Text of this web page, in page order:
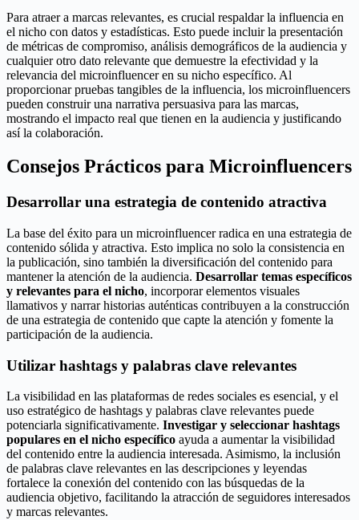
Para atraer a marcas relevantes, es crucial respaldar la influencia en
el nicho con datos y estadísticas. Esto puede incluir la presentación
de métricas de compromiso, análisis demográficos de la audiencia y
cualquier otro dato relevante que demuestre la efectividad y la
relevancia del microinfluencer en su nicho específico. Al
proporcionar pruebas tangibles de la influencia, los microinfluencers
pueden construir una narrativa persuasiva para las marcas,
mostrando el impacto real que tienen en la audiencia y justificando
así la colaboración.
Consejos Prácticos para Microinfluencers
Desarrollar una estrategia de contenido atractiva
La base del éxito para un microinfluencer radica en una estrategia de
contenido sólida y atractiva. Esto implica no solo la consistencia en
la publicación, sino también la diversificación del contenido para
mantener la atención de la audiencia. Desarrollar temas específicos
y relevantes para el nicho, incorporar elementos visuales
llamativos y narrar historias auténticas contribuyen a la construcción
de una estrategia de contenido que capte la atención y fomente la
participación de la audiencia.
Utilizar hashtags y palabras clave relevantes
La visibilidad en las plataformas de redes sociales es esencial, y el
uso estratégico de hashtags y palabras clave relevantes puede
potenciarla significativamente. Investigar y seleccionar hashtags
populares en el nicho específico ayuda a aumentar la visibilidad
del contenido entre la audiencia interesada. Asimismo, la inclusión
de palabras clave relevantes en las descripciones y leyendas
fortalece la conexión del contenido con las búsquedas de la
audiencia objetivo, facilitando la atracción de seguidores interesados
y marcas relevantes.